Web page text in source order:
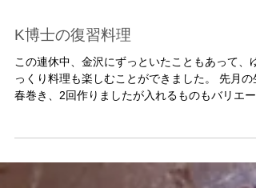
K博士の復習料理
春巻き、2回作りましたが入れるものもバリエー
ョンがあって、サラダ代わりにもいいですね。